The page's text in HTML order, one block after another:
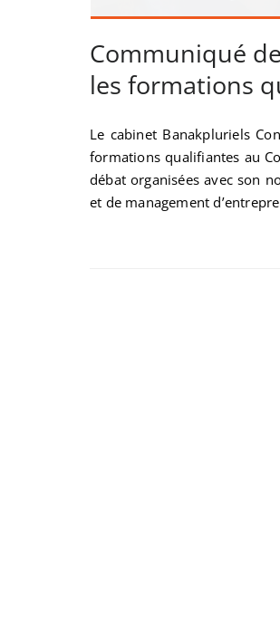
Communiqué
les formations
Le cabinet Banakpluriels
formations qualifiantes au
débat organisées avec son
et de management